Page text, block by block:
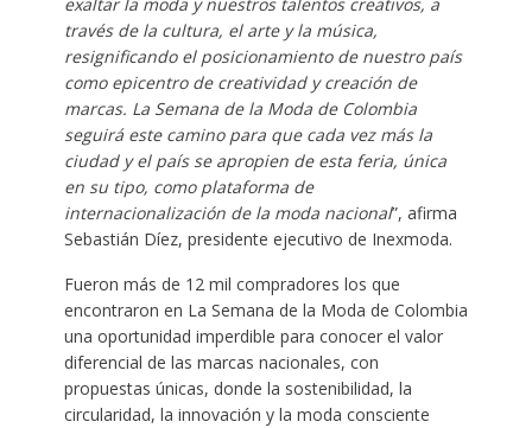
través de la cultura, el arte y la música,
resignificando el posicionamiento de nuestro país
como epicentro de creatividad y creación de
marcas. La Semana de la Moda de Colombia
seguirá este camino para que cada vez más la
ciudad y el país se apropien de esta feria, única
en su tipo, como plataforma de
internacionalización de la moda nacional”, afirma
Sebastián Díez, presidente ejecutivo de Inexmoda.
Fueron más de 12 mil compradores los que
encontraron en La Semana de la Moda de Colombia
una oportunidad imperdible para conocer el valor
diferencial de las marcas nacionales, con
propuestas únicas, donde la sostenibilidad, la
circularidad, la innovación y la moda consciente